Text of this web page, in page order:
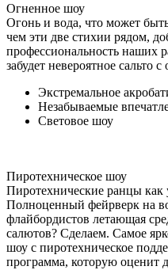
Огненное шоу
Огонь и вода, что может
чем эти две стихии рядом,
профессиональность наших
забудет невероятное сальто
Экстремальное
Незабываемые
Световое шоу
Пиротехническое шоу
Пиротехнические ранцы как
Полноценный фейрверк на
флайбордистов летающая
салютов? Сделаем. Самое
шоу с пиротехническое
программа, которую оценит